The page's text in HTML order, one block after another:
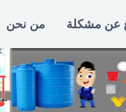
عن مشكلة من نحن